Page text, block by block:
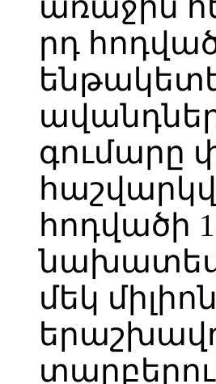
առաջին
րդ
գումարը
հոդվածի
մեկ